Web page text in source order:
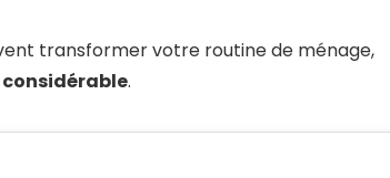
transformer votre routine de ménage,
.